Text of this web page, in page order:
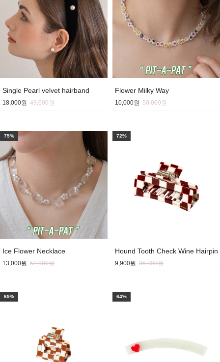
Single Pearl velvet hairband
18,000원 49,000원
Flower Milky Way
10,000원 50,000원
75%
Ice Flower Necklace
13,000원 52,000원
72%
Hound Tooth Check Wine Hairpin
9,900원 35,000원
69% 64%